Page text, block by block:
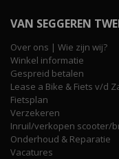
VAN SEGGEREN
Over ons | Wie zijn wij?
Winkel informatie
Gespreid betalen
Lease a Bike & Fiets v/d
Fietsplan
Verzekeren
Inruil/verkopen scooter/
Onderhoud & Reparatie
Vacatures